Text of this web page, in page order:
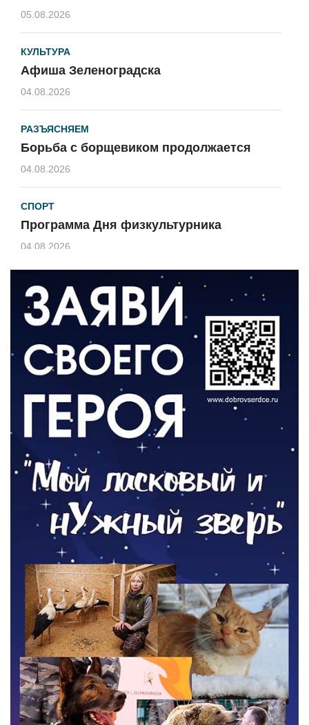
05.08.2026
КУЛЬТУРА
Афиша Зеленоградска
04.08.2026
РАЗЪЯСНЯЕМ
Борьба с борщевиком продолжается
04.08.2026
СПОРТ
Программа Дня физкультурника
04.08.2026
ЗЕМЛЯКИ
«Мы радовались, так как видели
результат своего труда»
О ЧЕМ ПИСАЛА ГАЗЕТА
По страницам архивных газет
03.08.2026